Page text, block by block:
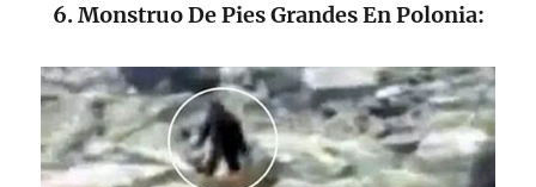
6. Monstruo De Pies Grandes En Polonia: